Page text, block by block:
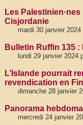
Les
Cisjordanie
mardi 30 janvier 2024
Bulletin Ruffin 135
lundi 29 janvier 2024
L’Islande pourrait
revendication en
dimanche 28 janvier
Panorama
mercredi 24 janvier